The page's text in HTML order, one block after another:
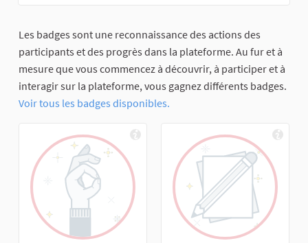
Les badges sont une reconnaissance des actions des
participants et des progrès dans la plateforme. Au fur et à
mesure que vous commencez à découvrir, à participer et à
interagir sur la plateforme, vous gagnez différents badges.
Voir tous les badges disponibles.